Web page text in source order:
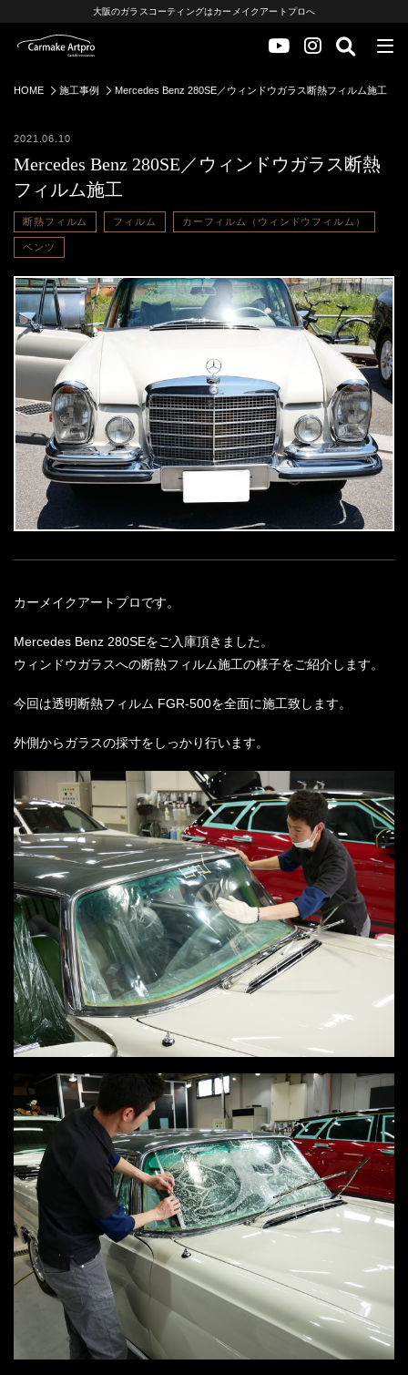
大阪のガラスコーティングはカーメイクアートプロへ
HOME 施工事例 Mercedes Benz 280SE／ウィンドウガラス断熱フィルム施工
2021.06.10
Mercedes Benz 280SE／ウィンドウガラス断熱
フィルム施工
断熱フィルム フィルム カーフィルム（ウィンドウフィルム）
ベンツ
カーメイクアートプロです。
Mercedes Benz 280SEをご入庫頂きました。
ウィンドウガラスへの断熱フィルム施工の様子をご紹介します。
今回は透明断熱フィルム FGR-500を全面に施工致します。
外側からガラスの採寸をしっかり行います。